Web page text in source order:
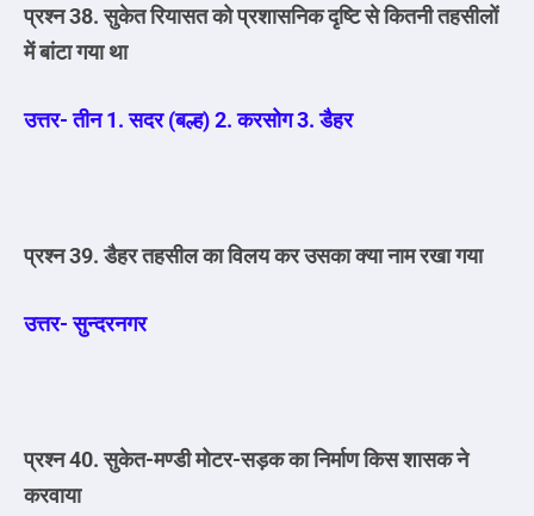
प्रश्न 38. सुकेत रियासत को प्रशासनिक दृष्टि से कितनी तहसीलों
में बांटा गया था
उत्तर- तीन 1. सदर (बल्ह) 2. करसोग 3. डैहर
प्रश्न 39. डैहर तहसील का विलय कर उसका क्या नाम रखा गया
उत्तर- सुन्दरनगर
प्रश्न 40. सुकेत-मण्डी मोटर-सड़क का निर्माण किस शासक ने
करवाया